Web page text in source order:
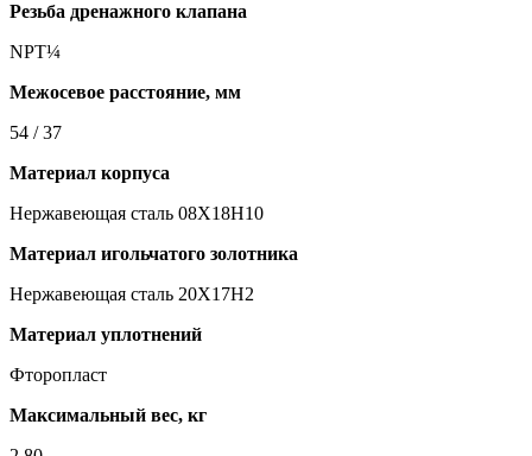
Резьба дренажного клапана
NPT¼
Межосевое расстояние, мм
54 / 37
Материал корпуса
Нержавеющая сталь 08Х18Н10
Материал игольчатого золотника
Нержавеющая сталь 20Х17Н2
Материал уплотнений
Фторопласт
Максимальный вес, кг